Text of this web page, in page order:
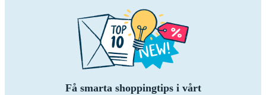
Få smarta shoppingtips i vårt